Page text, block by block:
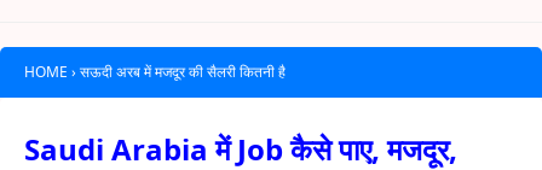
HOME › सऊदी अरब में मजदूर की सैलरी कितनी है
Saudi Arabia में Job कैसे पाए, मजदूर,